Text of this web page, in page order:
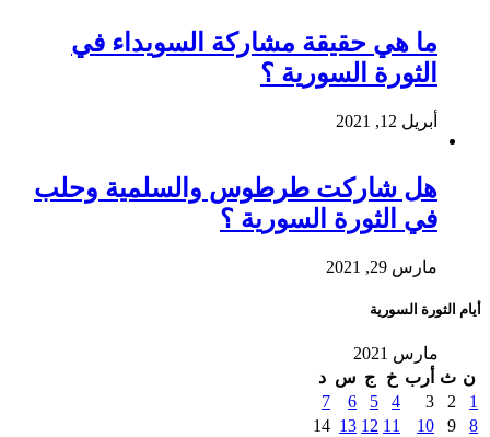
ما هي حقيقة مشاركة السويداء في
الثورة السورية ؟
أبريل 12, 2021
هل شاركت طرطوس والسلمية وحلب
في الثورة السورية ؟
مارس 29, 2021
أيام الثورة السورية
مارس 2021
ن ث أرب خ ج س د
1
2
3
4
5
6
7
8
9
10
11
12
13
14